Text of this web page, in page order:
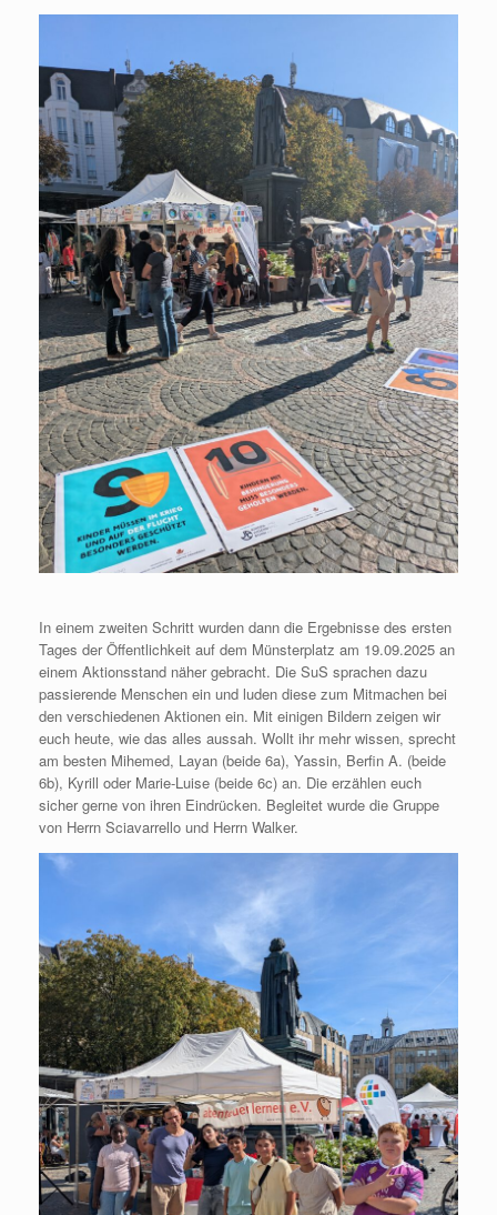
In einem zweiten Schritt wurden dann die Ergebnisse des ersten
Tages der Öffentlichkeit auf dem Münsterplatz am 19.09.2025 an
einem Aktionsstand näher gebracht. Die SuS sprachen dazu
passierende Menschen ein und luden diese zum Mitmachen bei
den verschiedenen Aktionen ein. Mit einigen Bildern zeigen wir
euch heute, wie das alles aussah. Wollt ihr mehr wissen, sprecht
am besten Mihemed, Layan (beide 6a), Yassin, Berfin A. (beide
6b), Kyrill oder Marie-Luise (beide 6c) an. Die erzählen euch
sicher gerne von ihren Eindrücken. Begleitet wurde die Gruppe
von Herrn Sciavarrello und Herrn Walker.